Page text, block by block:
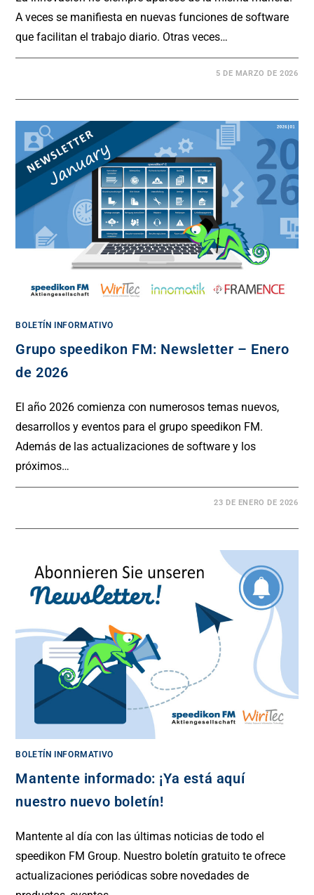
A veces se manifiesta en nuevas funciones de software
que facilitan el trabajo diario. Otras veces…
5 DE MARZO DE 2026
BOLETÍN INFORMATIVO
Grupo speedikon FM: Newsletter – Enero
de 2026
El año 2026 comienza con numerosos temas nuevos,
desarrollos y eventos para el grupo speedikon FM.
Además de las actualizaciones de software y los
próximos…
23 DE ENERO DE 2026
BOLETÍN INFORMATIVO
Mantente informado: ¡Ya está aquí
nuestro nuevo boletín!
Mantente al día con las últimas noticias de todo el
speedikon FM Group. Nuestro boletín gratuito te ofrece
actualizaciones periódicas sobre novedades de